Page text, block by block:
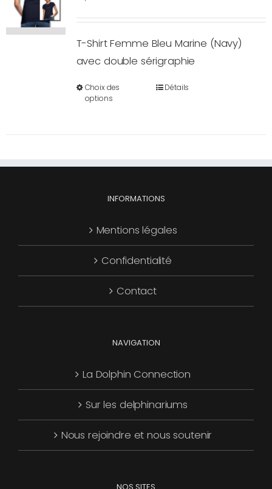
choisies
sur
la
du
T-Shirt Femme Bleu Marine (Navy)
avec double sérigraphie
Choix des
options
Ce
options
être
choisies
sur
produit
Détails
INFORMATIONS
Mentions légales
Confidentialité
Contact
NAVIGATION
La Dolphin Connection
Sur les delphinariums
Nous rejoindre et nous soutenir